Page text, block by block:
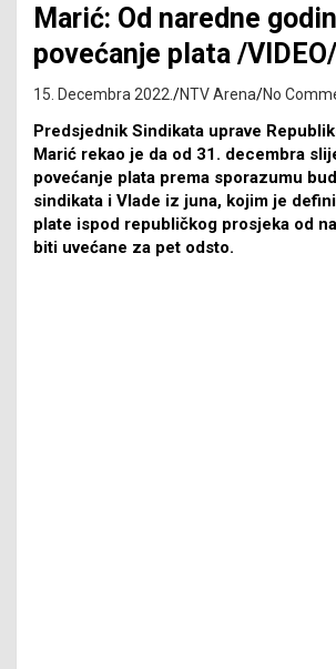
Marić: Od naredne
povećanje plata /VIDEO/
15. Decembra 2022. NTV Arena No
Predsjednik Sindikata uprave
Marić rekao je da od 31. decembra
povećanje plata prema sporazumu
sindikata i Vlade iz juna, kojim je
plate ispod republičkog prosjeka od
biti uvećane za pet odsto.